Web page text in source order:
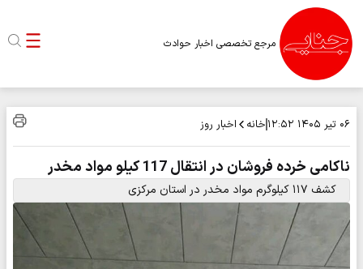
مرجع تخصصی اخبار حوادث
۰۶ تیر ۱۴۰۵ ۱۲:۵۲ خانه اخبار روز
ناکامی خرده فروشان در انتقال 117 کیلو مواد مخدر
کشف ۱۱۷ کیلوگرم مواد مخدر در استان مرکزی